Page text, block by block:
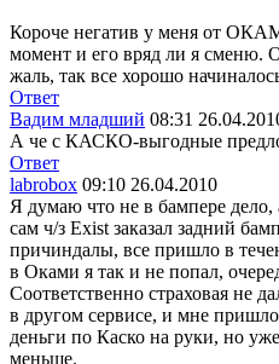
Короче негатив у меня от
момент и его вряд ли я сменю.
жаль, так все хорошо
Ответ
Вадим младший 08:31
А че с КАСКО-выгодные
Ответ
labrobox 09:10 26.04.2010
Я думаю что не в бампере дело,
сам ч/з Exist заказал задний
причиндалы, все пришло в
в Оками я так и не попал,
Соответственно страховая не
в другом сервисе, и мне
деньги по Каско на руки, но
меньше.